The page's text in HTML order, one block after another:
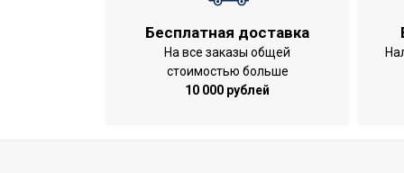
Тип дисплея
Цвет корпуса
Резьба входного патрубка
Ширина упаковки товара
Бесплатная доставка
На все заказы общей
стоимостью больше
10 000 рублей